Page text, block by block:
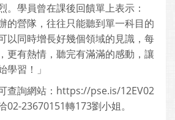
。學員曾在課後回饋單上表示：
的營隊，往往只能聽到單一科目的
以同時增長好幾個領域的見識，每
更有熱情，聽完有滿滿的感動，讓
學習！」
查詢網站：https://pse.is/12EV02
02-23670151轉173劉小姐。